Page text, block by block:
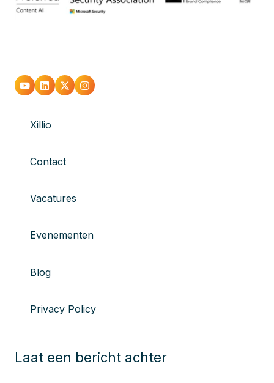
Xillio
Contact
Vacatures
Evenementen
Blog
Privacy Policy
Laat een bericht achter